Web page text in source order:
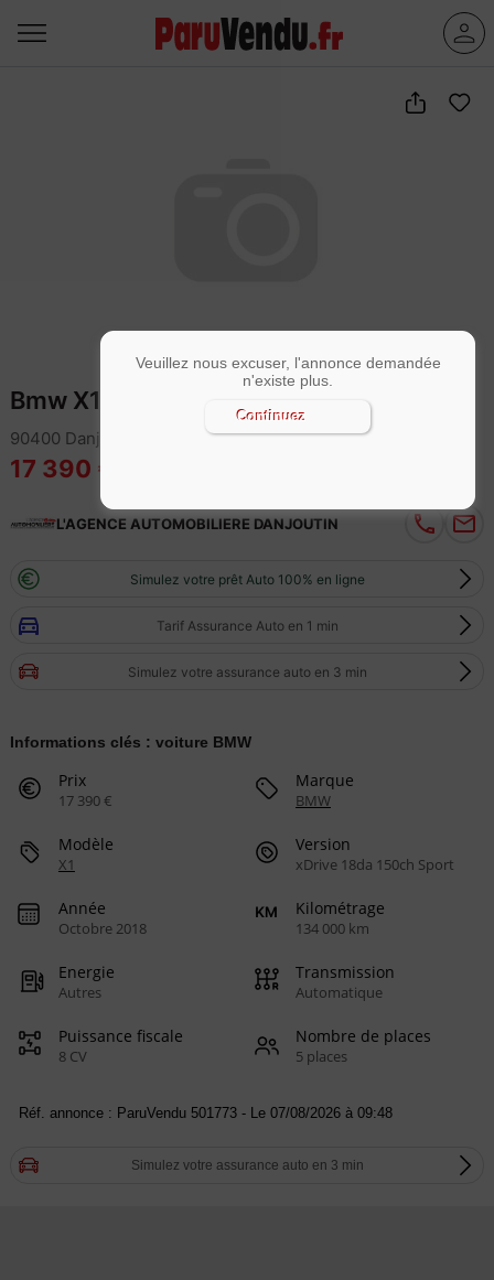
Bmw X1 xDrive 18da 150ch Sport
90400 Danjoutin
17 390 €
L'AGENCE AUTOMOBILIERE DANJOUTIN
Simulez votre prêt Auto 100% en ligne
Tarif Assurance Auto en 1 min
Simulez votre assurance auto en 3 min
Informations clés : voiture BMW
Prix
17 390 €
Marque
BMW
Modèle
X1
Version
xDrive 18da 150ch Sport
Année
Octobre 2018
Kilométrage
134 000 km
Energie
Autres
Transmission
Automatique
Puissance fiscale
8 CV
Nombre de places
5 places
Réf. annonce : ParuVendu 501773 - Le 07/08/2026 à 09:48
Simulez votre assurance auto en 3 min
Veuillez nous excuser, l'annonce demandée
n'existe plus.
Continuez